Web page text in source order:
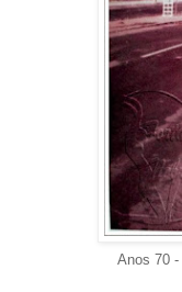
Anos 70 -